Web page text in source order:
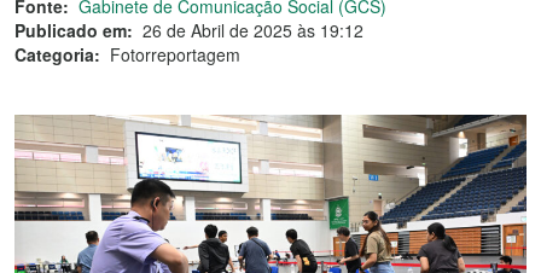
Fonte: Gabinete de Comunicação Social (GCS)
Publicado em: 26 de Abril de 2025 às 19:12
Categoria: Fotorreportagem